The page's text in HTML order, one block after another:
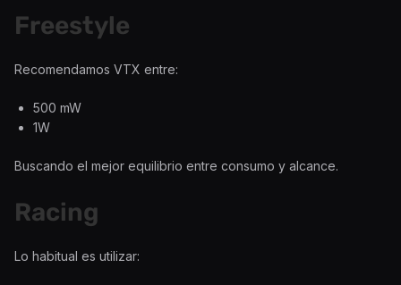
Freestyle
Recomendamos VTX entre:
500 mW
1W
Buscando el mejor equilibrio entre consumo y alcance.
Racing
Lo habitual es utilizar: